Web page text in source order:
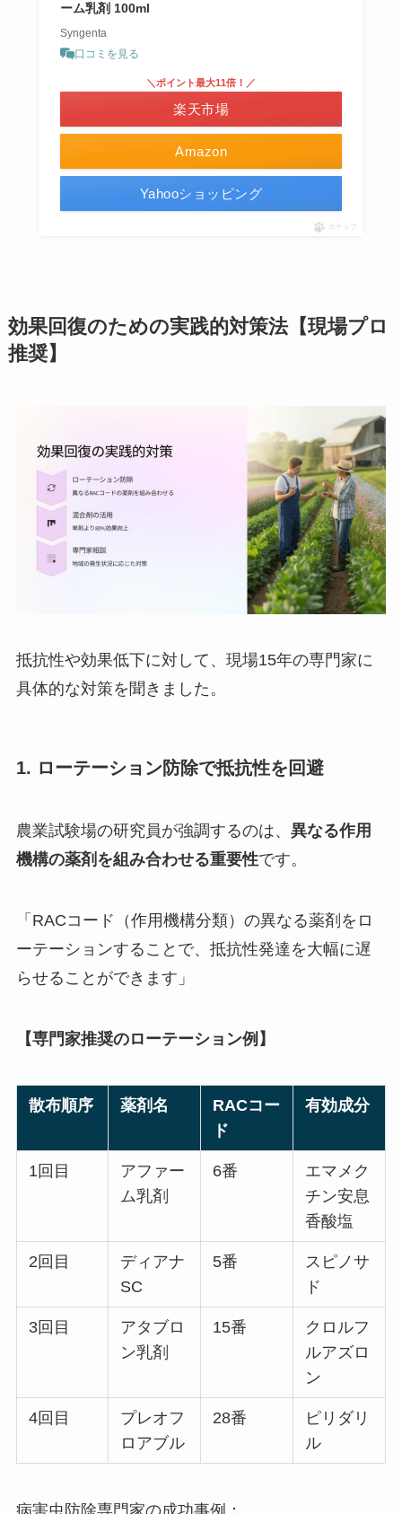
ーム乳剤 100ml
Syngenta
口コミを見る
Amazon
＼ポイント最大11倍！／
楽天市場
Yahooショッピング
ポチップ
効果回復のための実践的対策法【現場プロ
推奨】
抵抗性や効果低下に対して、現場15年の専門家に
具体的な対策を聞きました。
1. ローテーション防除で抵抗性を回避
農業試験場の研究員が強調するのは、 異なる作用
機構の薬剤を組み合わせる重要性です。
「RACコード（作用機構分類）の異なる薬剤をロ
ーテーションすることで、抵抗性発達を大幅に遅
らせることができます」
【専門家推奨のローテーション例】
散布順序 薬剤名
RACコー
ド
有効成分
1回目
アファー
ム乳剤
6番
エマメク
チン安息
香酸塩
2回目
ディアナ
SC
5番
スピノサ
ド
3回目
アタブロ
ン乳剤
15番
クロルフ
ルアズロ
ン
4回目
プレオフ
ロアブル
28番
ピリダリ
ル